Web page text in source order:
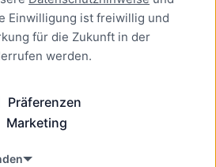
Einwilligung ist freiwillig und
für die Zukunft in der
werden.
Präferenzen
Marketing